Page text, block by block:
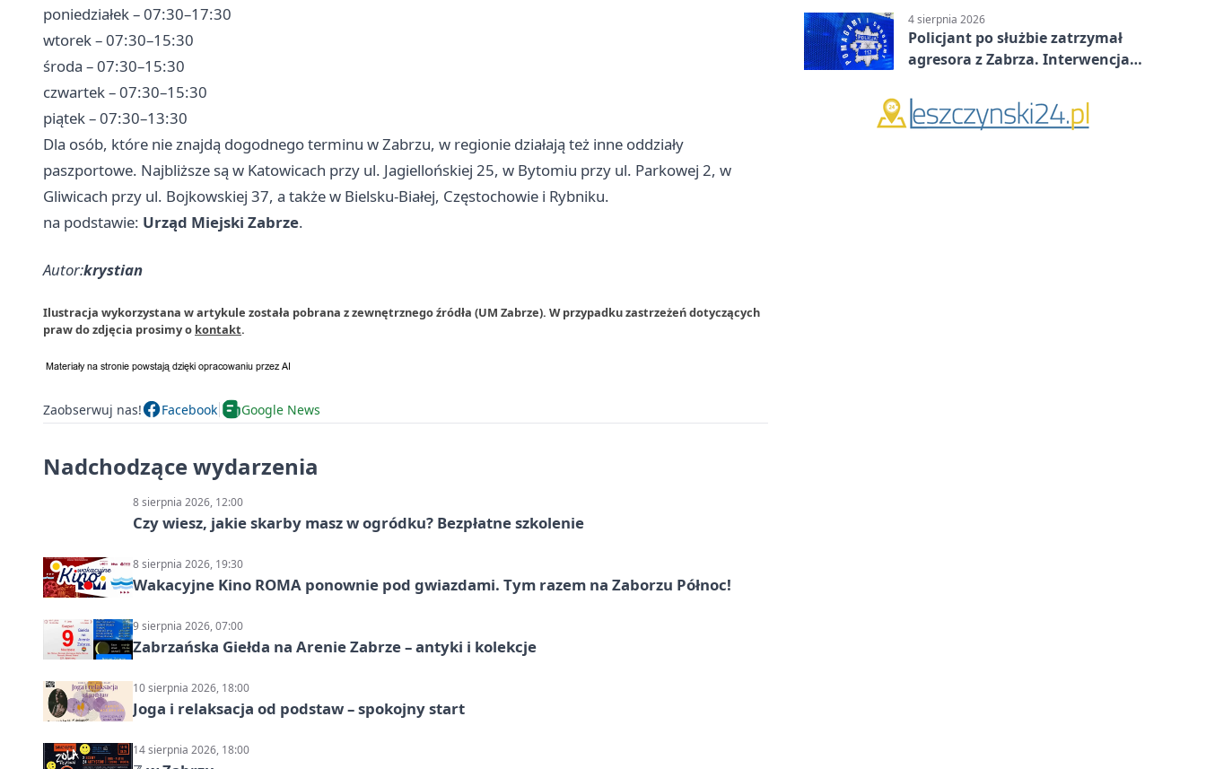
poniedziałek – 07:30–17:30
wtorek – 07:30–15:30
środa – 07:30–15:30
czwartek – 07:30–15:30
piątek – 07:30–13:30
Dla osób, które nie znajdą dogodnego terminu w Zabrzu, w regionie działają też inne oddziały
paszportowe. Najbliższe są w Katowicach przy ul. Jagiellońskiej 25, w Bytomiu przy ul. Parkowej 2, w
Gliwicach przy ul. Bojkowskiej 37, a także w Bielsku-Białej, Częstochowie i Rybniku.
na podstawie: Urząd Miejski Zabrze.
Autor:krystian
Ilustracja wykorzystana w artykule została pobrana z zewnętrznego źródła (UM Zabrze). W przypadku zastrzeżeń dotyczących
praw do zdjęcia prosimy o kontakt.
Zaobserwuj nas! Facebook Google News
Nadchodzące wydarzenia
8 sierpnia 2026, 12:00
Czy wiesz, jakie skarby masz w ogródku? Bezpłatne szkolenie
8 sierpnia 2026, 19:30
Wakacyjne Kino ROMA ponownie pod gwiazdami. Tym razem na Zaborzu Północ!
9 sierpnia 2026, 07:00
Zabrzańska Giełda na Arenie Zabrze – antyki i kolekcje
10 sierpnia 2026, 18:00
Joga i relaksacja od podstaw – spokojny start
14 sierpnia 2026, 18:00
4 sierpnia 2026
Policjant po służbie zatrzymał
agresora z Zabrza. Interwencja